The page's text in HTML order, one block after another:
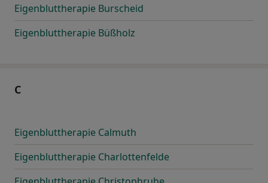
Eigenbluttherapie Burscheid
Eigenbluttherapie Büßholz
C
Eigenbluttherapie Calmuth
Eigenbluttherapie Charlottenfelde